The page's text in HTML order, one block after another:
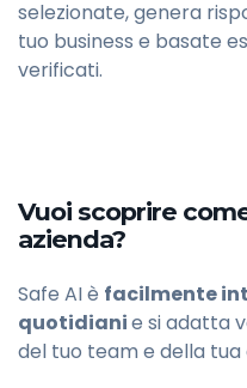
selezionate, genera
tuo business e basate
verificati.
Vuoi scoprire
azienda?
Safe AI è facilmente
quotidianie si adatta
del tuo team e della tua